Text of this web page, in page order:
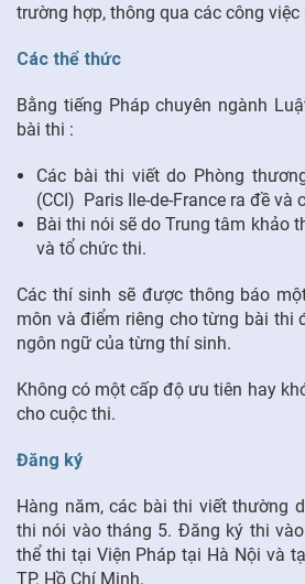
trường hợp, thông qua các công việc
Các thể thức
Bằng tiếng Pháp chuyên ngành
bài thi :
Các bài thi viết do Phòng
(CCI) Paris Ile-de-France ra đề và
Bài thi nói sẽ do Trung tâm khảo
và tổ chức thi.
Các thí sinh sẽ được thông báo
môn và điểm riêng cho từng bài thi
ngôn ngữ của từng thí sinh.
Không có một cấp độ ưu tiên hay
cho cuộc thi.
Đăng ký
Hàng năm, các bài thi viết thường
thi nói vào tháng 5. Đăng ký thi
thể thi tại Viện Pháp tại Hà Nội và
TP. Hồ Chí Minh.